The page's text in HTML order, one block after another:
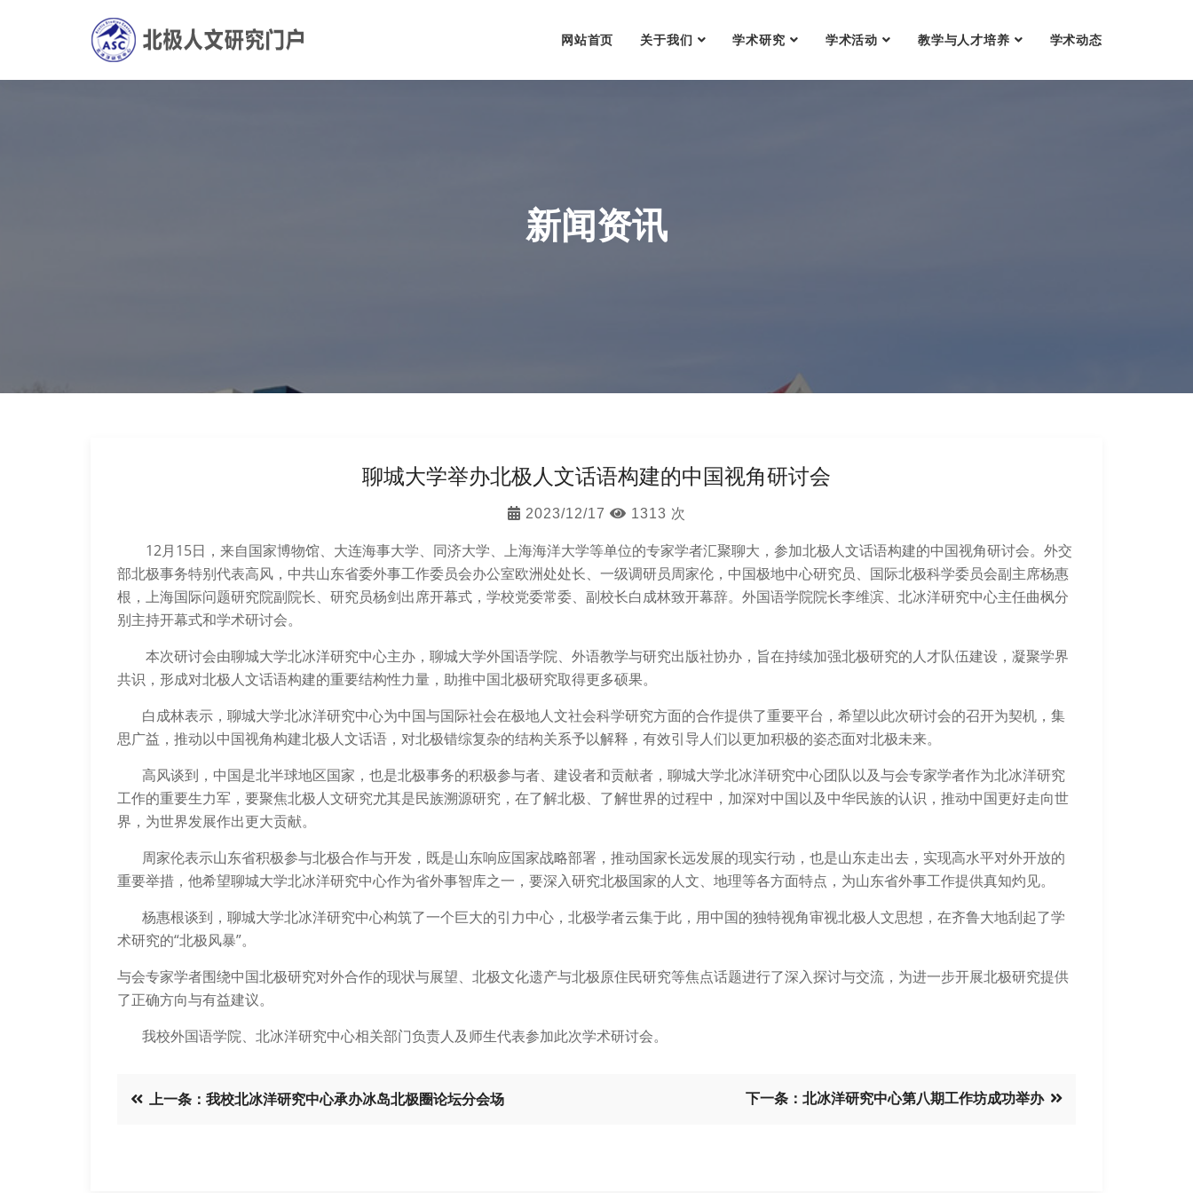
网站首页 关于我们 学术研究 学术活动 教学与人才培养 学术动态
新闻资讯
聊城大学举办北极人文话语构建的中国视角研讨会
2023/12/17 1313 次
12月15日，来自国家博物馆、大连海事大学、同济大学、上海海洋大学等单位的专家学者汇聚聊大，参加北极人文话语构建的中国视角研讨会。外交
部北极事务特别代表高风，中共山东省委外事工作委员会办公室欧洲处处长、一级调研员周家伦，中国极地中心研究员、国际北极科学委员会副主席杨惠
根，上海国际问题研究院副院长、研究员杨剑出席开幕式，学校党委常委、副校长白成林致开幕辞。外国语学院院长李维滨、北冰洋研究中心主任曲枫分
别主持开幕式和学术研讨会。
本次研讨会由聊城大学北冰洋研究中心主办，聊城大学外国语学院、外语教学与研究出版社协办，旨在持续加强北极研究的人才队伍建设，凝聚学界
共识，形成对北极人文话语构建的重要结构性力量，助推中国北极研究取得更多硕果。
白成林表示，聊城大学北冰洋研究中心为中国与国际社会在极地人文社会科学研究方面的合作提供了重要平台，希望以此次研讨会的召开为契机，集
思广益，推动以中国视角构建北极人文话语，对北极错综复杂的结构关系予以解释，有效引导人们以更加积极的姿态面对北极未来。
高风谈到，中国是北半球地区国家，也是北极事务的积极参与者、建设者和贡献者，聊城大学北冰洋研究中心团队以及与会专家学者作为北冰洋研究
工作的重要生力军，要聚焦北极人文研究尤其是民族溯源研究，在了解北极、了解世界的过程中，加深对中国以及中华民族的认识，推动中国更好走向世
界，为世界发展作出更大贡献。
周家伦表示山东省积极参与北极合作与开发，既是山东响应国家战略部署，推动国家长远发展的现实行动，也是山东走出去，实现高水平对外开放的
重要举措，他希望聊城大学北冰洋研究中心作为省外事智库之一，要深入研究北极国家的人文、地理等各方面特点，为山东省外事工作提供真知灼见。
杨惠根谈到，聊城大学北冰洋研究中心构筑了一个巨大的引力中心，北极学者云集于此，用中国的独特视角审视北极人文思想，在齐鲁大地刮起了学
术研究的“北极风暴”。
与会专家学者围绕中国北极研究对外合作的现状与展望、北极文化遗产与北极原住民研究等焦点话题进行了深入探讨与交流，为进一步开展北极研究提供
了正确方向与有益建议。
我校外国语学院、北冰洋研究中心相关部门负责人及师生代表参加此次学术研讨会。
上一条：我校北冰洋研究中心承办冰岛北极圈论坛分会场 下一条：北冰洋研究中心第八期工作坊成功举办